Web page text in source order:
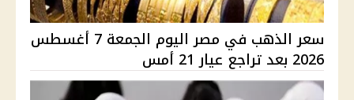
سعر الذهب في مصر اليوم الجمعة 7 أغسطس
2026 بعد تراجع عيار 21 أمس